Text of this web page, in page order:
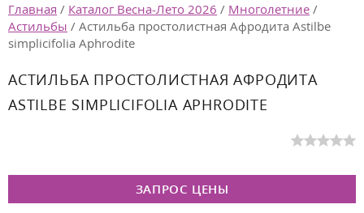
Главная / Каталог Весна-Лето 2026 / Многолетние /
Астильбы / Астильба простолистная Афродита Astilbe
simplicifolia Aphrodite
АСТИЛЬБА ПРОСТОЛИСТНАЯ АФРОДИТА
ASTILBE SIMPLICIFOLIA APHRODITE
ЗАПРОС ЦЕНЫ